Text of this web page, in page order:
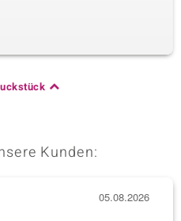
Kunden:
05.08.2026